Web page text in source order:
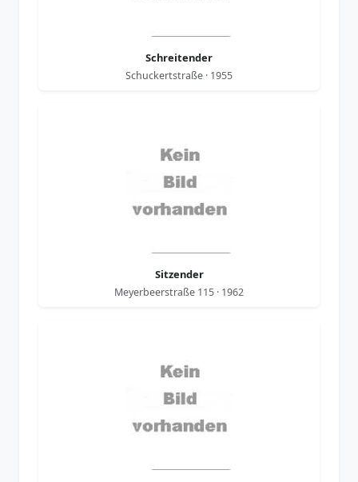
Schreitender
Schuckertstraße · 1955
Sitzender
Meyerbeerstraße 115 · 1962